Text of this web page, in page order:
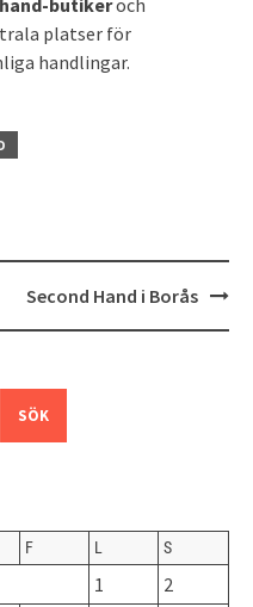
platser för
handlingar.
Second Hand i Borås
SÖK
F L S
1
2